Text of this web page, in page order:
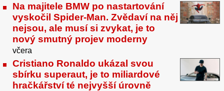
Na majitele BMW po nastartování
vyskočil Spider-Man. Zvědaví na něj
nejsou, ale musí si zvykat, je to
nový smutný projev moderny
včera
Cristiano Ronaldo ukázal svou
sbírku superaut, je to miliardové
hračkářství té nejvyšší úrovně